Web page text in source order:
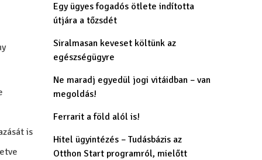
is
Egy ügyes fogadós ötlete indította
útjára a tőzsdét
Siralmasan keveset költünk az
egészségügyre
Ne maradj egyedül jogi vitáidban – van
megoldás!
Ferrarit a föld alól is!
Hitel ügyintézés – Tudásbázis az
Otthon Start programról, mielőtt